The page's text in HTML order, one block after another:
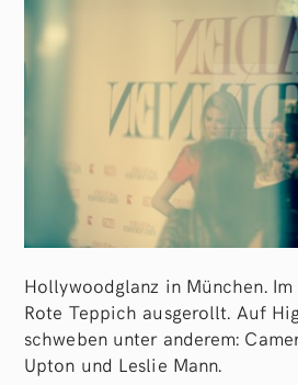
Hollywoodglanz in München.
Rote Teppich ausgerollt. Auf
schweben unter anderem:
Upton und Leslie Mann.